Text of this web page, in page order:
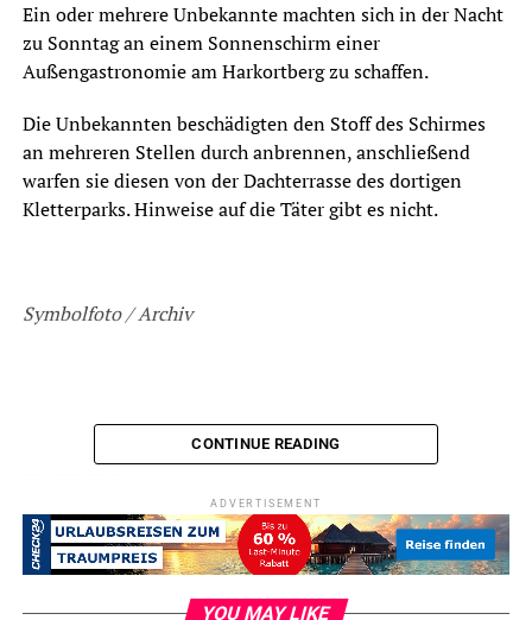
Ein oder mehrere Unbekannte machten sich in der Nacht
zu Sonntag an einem Sonnenschirm einer
Außengastronomie am Harkortberg zu schaffen.
Die Unbekannten beschädigten den Stoff des Schirmes
an mehreren Stellen durch anbrennen, anschließend
warfen sie diesen von der Dachterrasse des dortigen
Kletterparks. Hinweise auf die Täter gibt es nicht.
Symbolfoto / Archiv
ADVERTISEMENT
UP NEXT
Feuerwehr: Mehrstündiger Einsatz in Industriebetrieb
CONTINUE READING
ADVERTISEMENT
YOU MAY LIKE